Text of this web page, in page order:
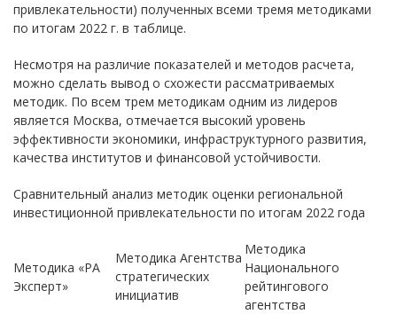
привлекательности) полученных всеми тремя методиками
по итогам 2022 г. в таблице.
Несмотря на различие показателей и методов расчета,
можно сделать вывод о схожести рассматриваемых
методик. По всем трем методикам одним из лидеров
является Москва, отмечается высокий уровень
эффективности экономики, инфраструктурного развития,
качества институтов и финансовой устойчивости.
Сравнительный анализ методик оценки региональной
инвестиционной привлекательности по итогам 2022 года
Методика «РА
Эксперт»
Методика Агентства
стратегических
инициатив
Методика
Национального
рейтингового
агентства